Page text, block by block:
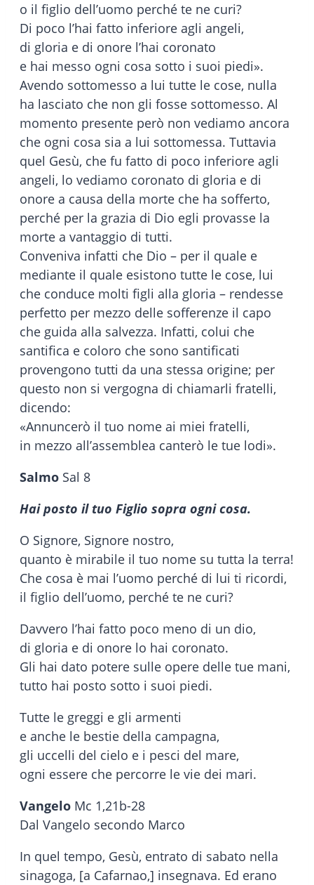
o il figlio dell’uomo perché te ne curi?
Di poco l’hai fatto inferiore agli angeli,
di gloria e di onore l’hai coronato
e hai messo ogni cosa sotto i suoi piedi».
Avendo sottomesso a lui tutte le cose, nulla
ha lasciato che non gli fosse sottomesso. Al
momento presente però non vediamo ancora
che ogni cosa sia a lui sottomessa. Tuttavia
quel Gesù, che fu fatto di poco inferiore agli
angeli, lo vediamo coronato di gloria e di
onore a causa della morte che ha sofferto,
perché per la grazia di Dio egli provasse la
morte a vantaggio di tutti.
Conveniva infatti che Dio – per il quale e
mediante il quale esistono tutte le cose, lui
che conduce molti figli alla gloria – rendesse
perfetto per mezzo delle sofferenze il capo
che guida alla salvezza. Infatti, colui che
santifica e coloro che sono santificati
provengono tutti da una stessa origine; per
questo non si vergogna di chiamarli fratelli,
dicendo:
«Annuncerò il tuo nome ai miei fratelli,
in mezzo all’assemblea canterò le tue lodi».
Salmo Sal 8
Hai posto il tuo Figlio sopra ogni cosa.
O Signore, Signore nostro,
quanto è mirabile il tuo nome su tutta la terra!
Che cosa è mai l’uomo perché di lui ti ricordi,
il figlio dell’uomo, perché te ne curi?
Davvero l’hai fatto poco meno di un dio,
di gloria e di onore lo hai coronato.
Gli hai dato potere sulle opere delle tue mani,
tutto hai posto sotto i suoi piedi.
Tutte le greggi e gli armenti
e anche le bestie della campagna,
gli uccelli del cielo e i pesci del mare,
ogni essere che percorre le vie dei mari.
Vangelo Mc 1,21b-28
Dal Vangelo secondo Marco
In quel tempo, Gesù, entrato di sabato nella
sinagoga, [a Cafarnao,] insegnava. Ed erano